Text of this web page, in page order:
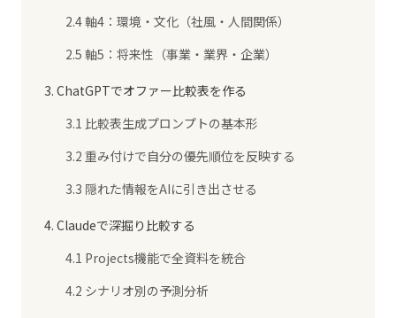
2.4 軸4：環境・文化（社風・人間関係）
2.5 軸5：将来性（事業・業界・企業）
3. ChatGPTでオファー比較表を作る
3.1 比較表生成プロンプトの基本形
3.2 重み付けで自分の優先順位を反映する
3.3 隠れた情報をAIに引き出させる
4. Claudeで深掘り比較する
4.1 Projects機能で全資料を統合
4.2 シナリオ別の予測分析